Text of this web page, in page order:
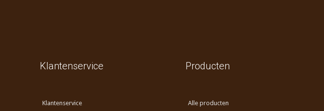
Klantenservice
Klantenservice
Producten
Alle producten